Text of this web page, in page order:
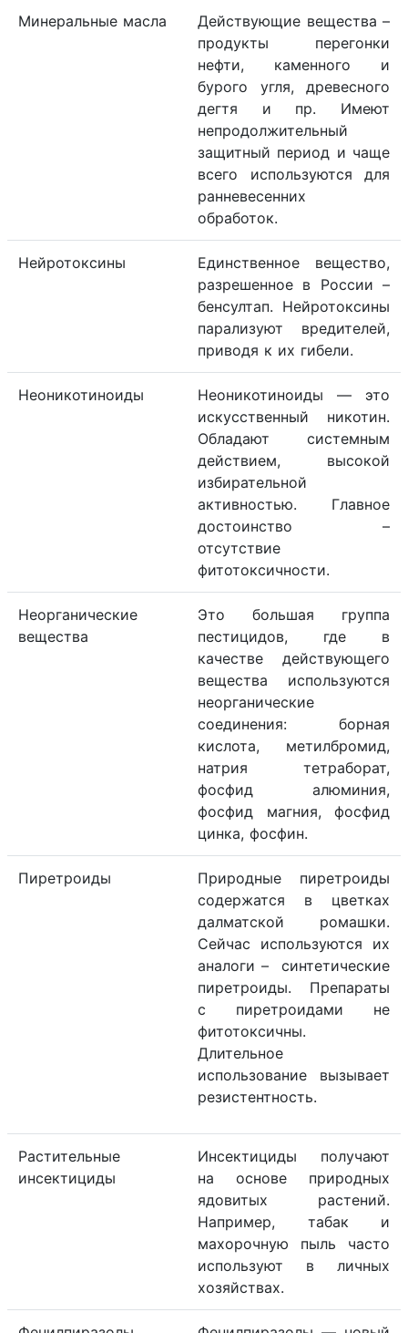
Минеральные масла
Действующие вещества –
продукты перегонки
нефти, каменного и
бурого угля, древесного
дегтя и пр. Имеют
непродолжительный
защитный период и чаще
всего используются для
ранневесенних
обработок.
Нейротоксины
Единственное вещество,
разрешенное в России –
бенсултап. Нейротоксины
парализуют вредителей,
приводя к их гибели.
Неоникотиноиды
Неоникотиноиды — это
искусственный никотин.
Обладают системным
действием, высокой
избирательной
активностью. Главное
достоинство –
отсутствие
фитотоксичности.
Неорганические
вещества
Это большая группа
пестицидов, где в
качестве действующего
вещества используются
неорганические
соединения: борная
кислота, метилбромид,
натрия тетраборат,
фосфид алюминия,
фосфид магния, фосфид
цинка, фосфин.
Пиретроиды
Природные пиретроиды
содержатся в цветках
далматской ромашки.
Сейчас используются их
аналоги – синтетические
пиретроиды. Препараты
с пиретроидами не
фитотоксичны.
Длительное
использование вызывает
резистентность.
Растительные
инсектициды
Инсектициды получают
на основе природных
ядовитых растений.
Например, табак и
махорочную пыль часто
используют в личных
хозяйствах.